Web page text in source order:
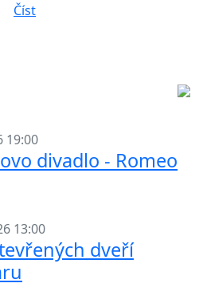
Číst
19:00
divadlo - Romeo
13:00
dveří